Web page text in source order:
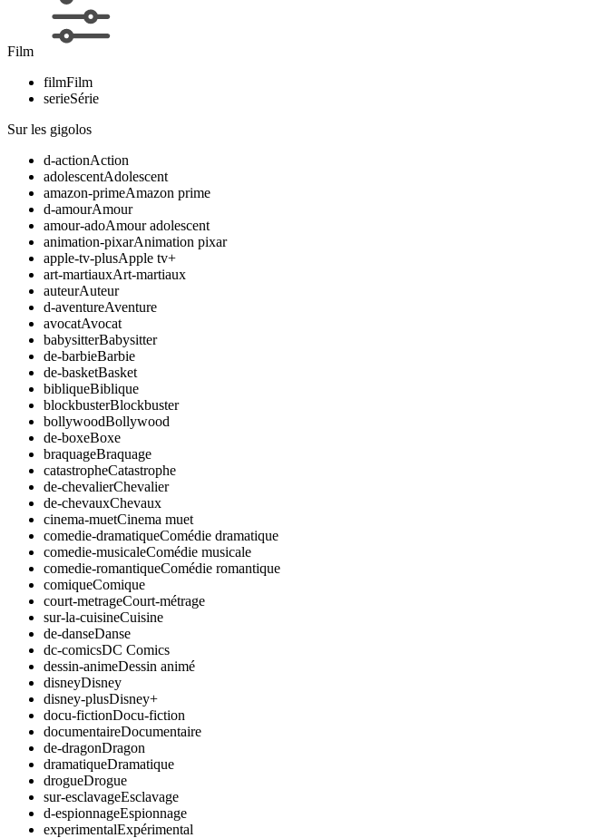
Film
filmFilm
serieSérie
Sur les gigolos
d-actionAction
adolescentAdolescent
amazon-primeAmazon prime
d-amourAmour
amour-adoAmour adolescent
animation-pixarAnimation pixar
apple-tv-plusApple tv+
art-martiauxArt-martiaux
auteurAuteur
d-aventureAventure
avocatAvocat
babysitterBabysitter
de-barbieBarbie
de-basketBasket
bibliqueBiblique
blockbusterBlockbuster
bollywoodBollywood
de-boxeBoxe
braquageBraquage
catastropheCatastrophe
de-chevalierChevalier
de-chevauxChevaux
cinema-muetCinema muet
comedie-dramatiqueComédie dramatique
comedie-musicaleComédie musicale
comedie-romantiqueComédie romantique
comiqueComique
court-metrageCourt-métrage
sur-la-cuisineCuisine
de-danseDanse
dc-comicsDC Comics
dessin-animeDessin animé
disneyDisney
disney-plusDisney+
docu-fictionDocu-fiction
documentaireDocumentaire
de-dragonDragon
dramatiqueDramatique
drogueDrogue
sur-esclavageEsclavage
d-espionnageEspionnage
experimentalExpérimental